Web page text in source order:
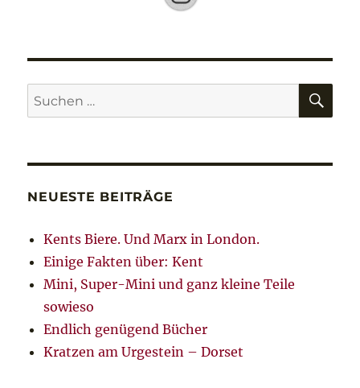
Suche
nach:
NEUESTE BEITRÄGE
Kents Biere. Und Marx in London.
Einige Fakten über: Kent
Mini, Super-Mini und ganz kleine Teile
sowieso
Endlich genügend Bücher
Kratzen am Urgestein – Dorset